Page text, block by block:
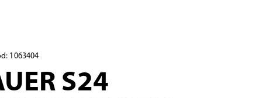
1063404
S24